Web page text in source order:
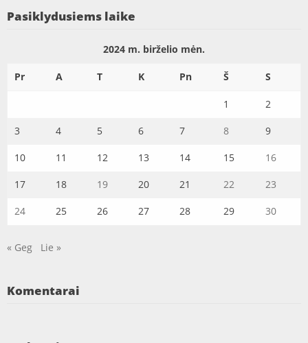
Pasiklydusiems laike
2024 m. birželio mėn.
Pr A T K Pn Š S
1 2
3 4 5 6 7 8 9
10 11 12 13 14 15 16
17 18 19 20 21 22 23
24 25 26 27 28 29 30
« Geg Lie »
Komentarai